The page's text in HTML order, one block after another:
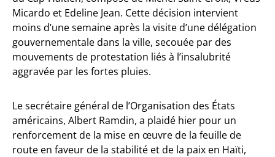
Micardo et Edeline Jean. Cette décision intervient
moins d’une semaine après la visite d’une délégation
gouvernementale dans la ville, secouée par des
mouvements de protestation liés à l’insalubrité
aggravée par les fortes pluies.
Le secrétaire général de l’Organisation des États
américains, Albert Ramdin, a plaidé hier pour un
renforcement de la mise en œuvre de la feuille de
route en faveur de la stabilité et de la paix en Haïti,